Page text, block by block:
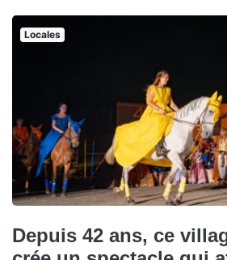
Locales
Depuis 42 ans, ce